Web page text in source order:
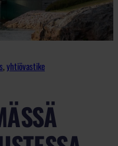
, yhtiövastike